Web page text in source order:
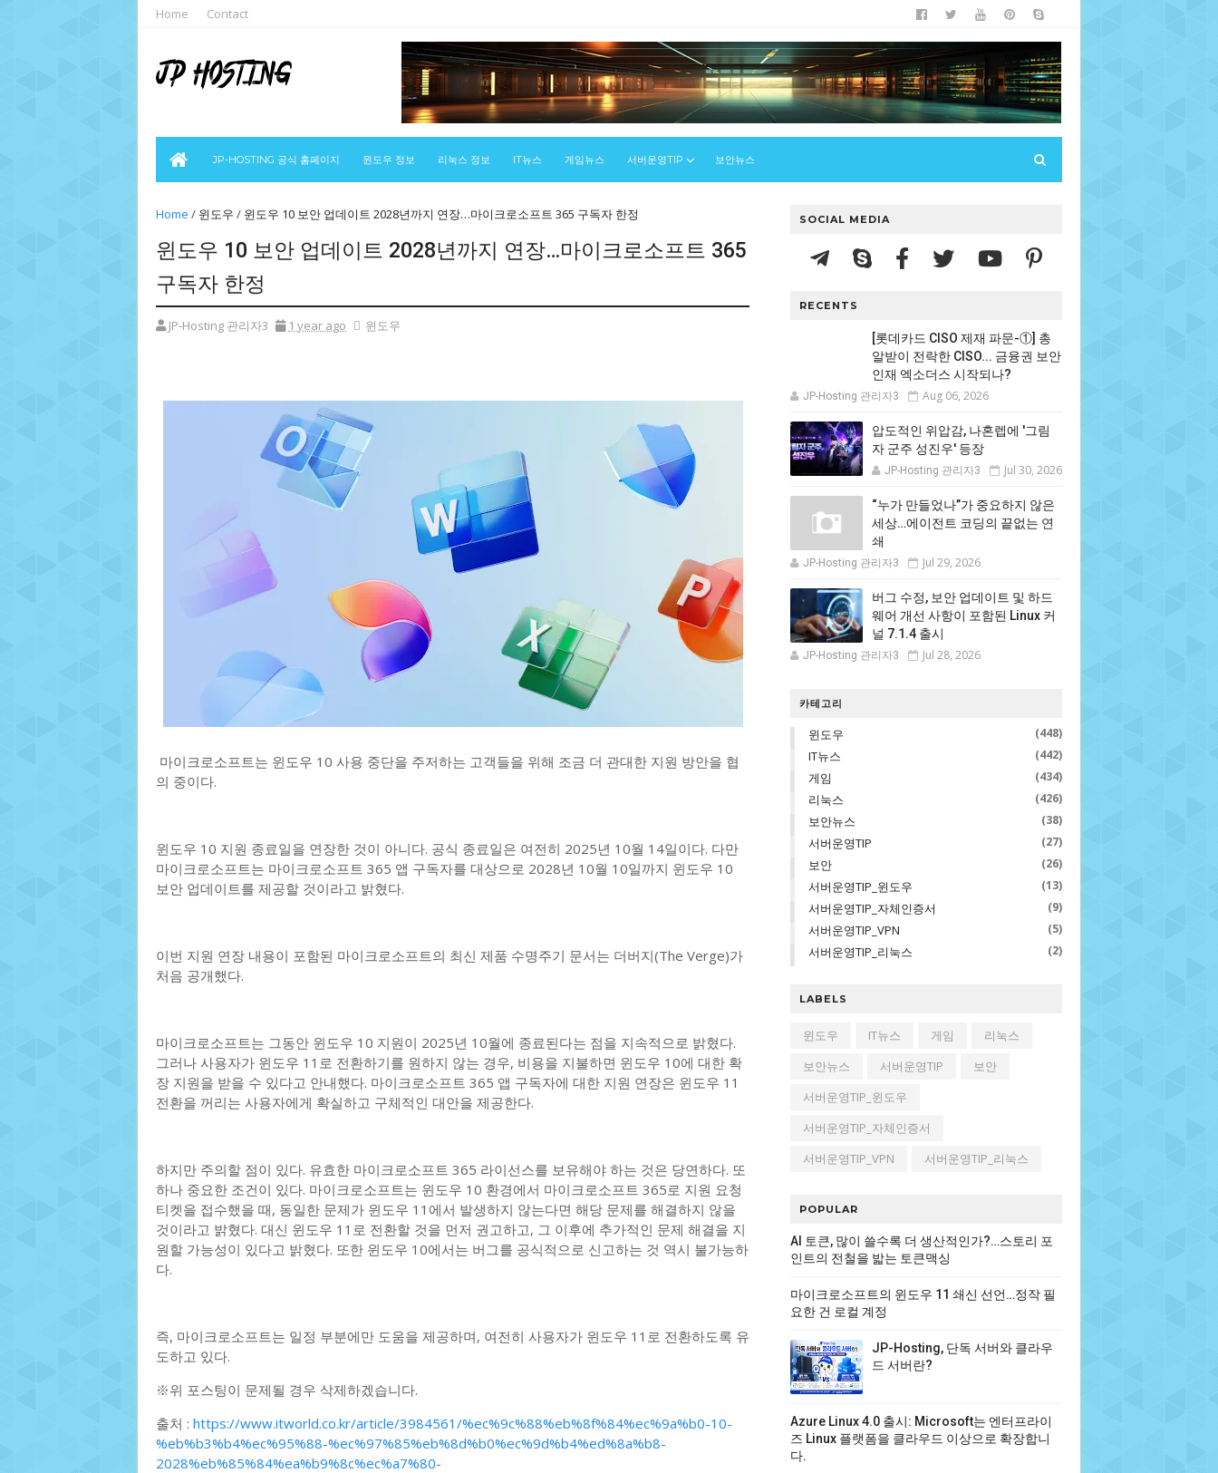
Home Contact
JP-HOSTING 공식 홈페이지 윈도우 정보 리눅스 정보 IT뉴스 게임뉴스 서버운영TIP 보안뉴스
Home / 윈도우 / 윈도우 10 보안 업데이트 2028년까지 연장…마이크로소프트 365 구독자 한정
윈도우 10 보안 업데이트 2028년까지 연장…마이크로소프트 365
구독자 한정
JP-Hosting 관리자3 1 year ago 윈도우
마이크로소프트는 윈도우 10 사용 중단을 주저하는 고객들을 위해 조금 더 관대한 지원 방안을 협
의 중이다.
윈도우 10 지원 종료일을 연장한 것이 아니다. 공식 종료일은 여전히 2025년 10월 14일이다. 다만
마이크로소프트는 마이크로소프트 365 앱 구독자를 대상으로 2028년 10월 10일까지 윈도우 10
보안 업데이트를 제공할 것이라고 밝혔다.
이번 지원 연장 내용이 포함된 마이크로소프트의 최신 제품 수명주기 문서는 더버지(The Verge)가
처음 공개했다.
마이크로소프트는 그동안 윈도우 10 지원이 2025년 10월에 종료된다는 점을 지속적으로 밝혔다.
그러나 사용자가 윈도우 11로 전환하기를 원하지 않는 경우, 비용을 지불하면 윈도우 10에 대한 확
장 지원을 받을 수 있다고 안내했다. 마이크로소프트 365 앱 구독자에 대한 지원 연장은 윈도우 11
전환을 꺼리는 사용자에게 확실하고 구체적인 대안을 제공한다.
하지만 주의할 점이 있다. 유효한 마이크로소프트 365 라이선스를 보유해야 하는 것은 당연하다. 또
하나 중요한 조건이 있다. 마이크로소프트는 윈도우 10 환경에서 마이크로소프트 365로 지원 요청
티켓을 접수했을 때, 동일한 문제가 윈도우 11에서 발생하지 않는다면 해당 문제를 해결하지 않을
것이라고 밝혔다. 대신 윈도우 11로 전환할 것을 먼저 권고하고, 그 이후에 추가적인 문제 해결을 지
원할 가능성이 있다고 밝혔다. 또한 윈도우 10에서는 버그를 공식적으로 신고하는 것 역시 불가능하
다.
즉, 마이크로소프트는 일정 부분에만 도움을 제공하며, 여전히 사용자가 윈도우 11로 전환하도록 유
도하고 있다.
※위 포스팅이 문제될 경우 삭제하겠습니다.
출처 : https://www.itworld.co.kr/article/3984561/%ec%9c%88%eb%8f%84%ec%9a%b0-10-
%eb%b3%b4%ec%95%88-%ec%97%85%eb%8d%b0%ec%9d%b4%ed%8a%b8-
2028%eb%85%84%ea%b9%8c%ec%a7%80-
SOCIAL MEDIA
RECENTS
[롯데카드 CISO 제재 파문-①] 총
알받이 전락한 CISO... 금융권 보안
인재 엑소더스 시작되나?
JP-Hosting 관리자3 Aug 06, 2026
압도적인 위압감, 나혼렙에 '그림
자 군주 성진우' 등장
JP-Hosting 관리자3 Jul 30, 2026
“누가 만들었나”가 중요하지 않은
세상…에이전트 코딩의 끝없는 연
쇄
JP-Hosting 관리자3 Jul 29, 2026
버그 수정, 보안 업데이트 및 하드
웨어 개선 사항이 포함된 Linux 커
널 7.1.4 출시
JP-Hosting 관리자3 Jul 28, 2026
카테고리
윈도우 (448)
IT뉴스 (442)
게임 (434)
리눅스 (426)
보안뉴스 (38)
서버운영TIP (27)
보안 (26)
서버운영TIP_윈도우 (13)
서버운영TIP_자체인증서 (9)
서버운영TIP_VPN (5)
서버운영TIP_리눅스 (2)
LABELS
윈도우 IT뉴스 게임
리눅스
보안뉴스
서버운영TIP
보안
서버운영TIP_윈도우
서버운영TIP_자체인증서
서버운영TIP_VPN
서버운영TIP_리눅스
POPULAR
AI 토큰, 많이 쓸수록 더 생산적인가?…스토리 포
인트의 전철을 밟는 토큰맥싱
마이크로소프트의 윈도우 11 쇄신 선언…정작 필
요한 건 로컬 계정
JP-Hosting, 단독 서버와 클라우
드 서버란?
Azure Linux 4.0 출시: Microsoft는 엔터프라이
즈 Linux 플랫폼을 클라우드 이상으로 확장합니
다.